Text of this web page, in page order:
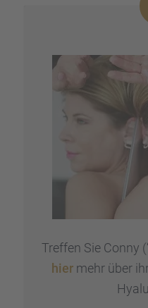
Treffen Sie Conny
hiermehr über